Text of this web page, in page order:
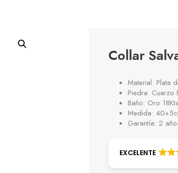
Collar
Material: Plata
Piedra: Cuarzo
Baño: Oro
Medida:
Garantía: 2
EXCELENTE